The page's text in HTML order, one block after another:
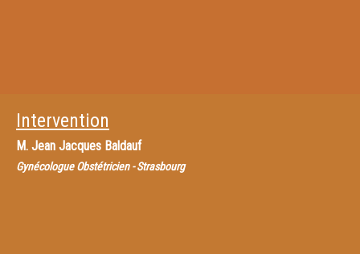
Intervention
M. Jean Jacques Baldauf
Gynécologue Obstétricien - Strasbourg